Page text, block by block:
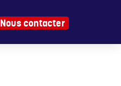
Nous contacter